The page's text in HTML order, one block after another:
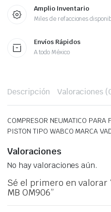
Amplio Inventario
Miles de refacciones
Envíos Rápidos
A todo México
Descripción Valoraciones
COMPRESOR NEUMATICO PARA
PISTON TIPO WABCO MARCA
Valoraciones
No hay valoraciones aún.
Sé el primero en valorar
MB OM906”